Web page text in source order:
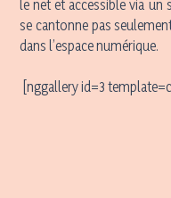
le net et accessible via
se cantonne pas
dans l’espace numérique.
[nggallery id=3